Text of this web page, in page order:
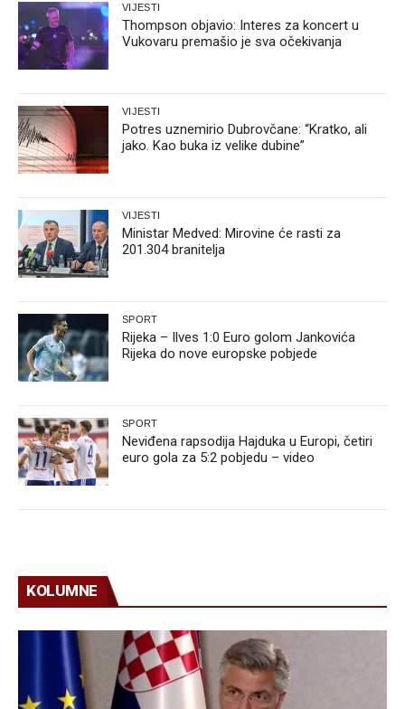
VIJESTI
Thompson objavio: Interes za koncert u
Vukovaru premašio je sva očekivanja
VIJESTI
Potres uznemirio Dubrovčane: “Kratko, ali
jako. Kao buka iz velike dubine”
VIJESTI
Ministar Medved: Mirovine će rasti za
201.304 branitelja
SPORT
Rijeka – Ilves 1:0 Euro golom Jankovića
Rijeka do nove europske pobjede
SPORT
Neviđena rapsodija Hajduka u Europi, četiri
euro gola za 5:2 pobjedu – video
KOLUMNE